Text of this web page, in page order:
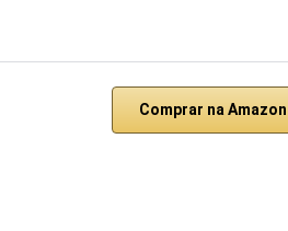
Comprar na Amazon